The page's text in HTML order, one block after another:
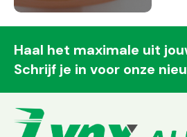
Haal het maximale uit
Schrijf je in voor onze